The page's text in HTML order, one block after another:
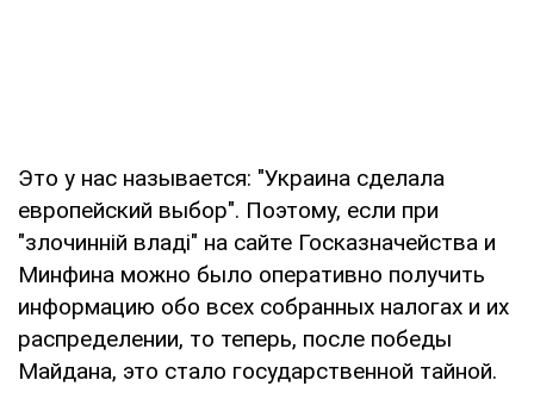
Это у нас называется: "Украина сделала
европейский выбор". Поэтому, если при
"злочинній владі" на сайте Госказначейства и
Минфина можно было оперативно получить
информацию обо всех собранных налогах и их
распределении, то теперь, после победы
Майдана, это стало государственной тайной.